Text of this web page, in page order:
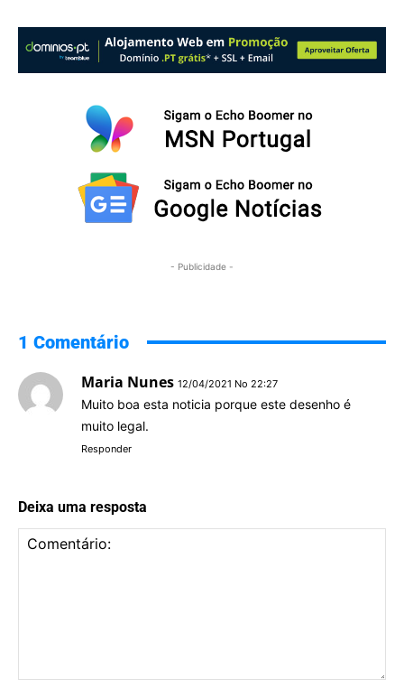
- Publicidade -
1 Comentário
Maria Nunes 12/04/2021 No 22:27
Muito boa esta noticia porque este desenho é
muito legal.
Responder
Deixa uma resposta